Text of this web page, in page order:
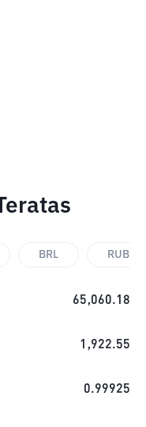
BRL RUB
65,060.18
1,922.55
0.99925